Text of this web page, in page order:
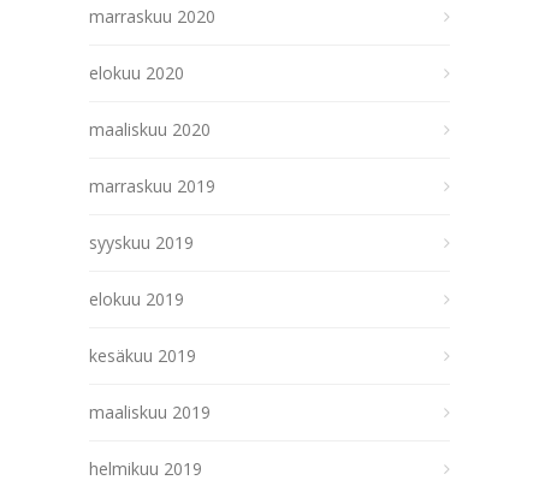
marraskuu 2020
elokuu 2020
maaliskuu 2020
marraskuu 2019
syyskuu 2019
elokuu 2019
kesäkuu 2019
maaliskuu 2019
helmikuu 2019